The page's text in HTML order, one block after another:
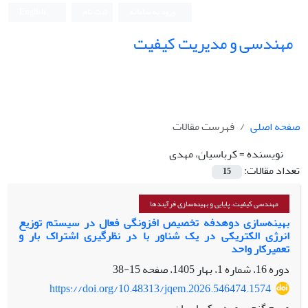
مهندسی و مدیریت کیفیت
صفحه اصلی
فهرست مقالات
نویسنده =کرباسیان، مهدی
تعداد مقالات:
15
مهندسی کیفیت، پایایی و بهینه‌سازی فرآیندها
بهینه‌سازی دوهدفه تخصیص افزونگی فعال در سیستم توزیع
انرژی الکتریکی در یک شناور با در نظرگیری اشتراک بار و
تعمیرکار واحد
دوره 16، شماره 1، بهار 1405، صفحه
15-38
https://doi.org/10.48313/jqem.2026.546474.1574